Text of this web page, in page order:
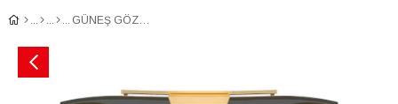
GÜNEŞ GÖZLÜĞÜ VERSACE VE2265 10028744